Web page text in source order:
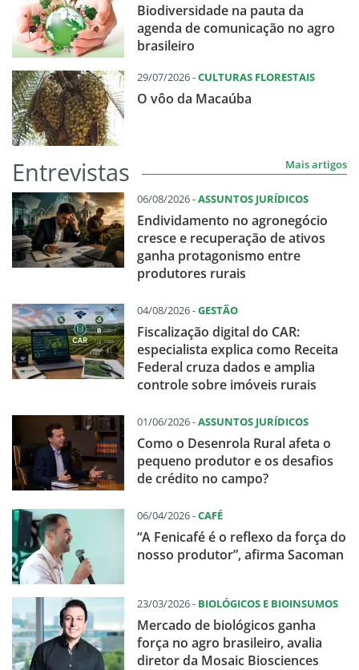
Biodiversidade na pauta da
agenda de comunicação no agro
brasileiro
29/07/2026 -CULTURAS FLORESTAIS
O vôo da Macaúba
Entrevistas Mais artigos
06/08/2026 -ASSUNTOS JURÍDICOS
Endividamento no agronegócio
cresce e recuperação de ativos
ganha protagonismo entre
produtores rurais
04/08/2026 -GESTÃO
Fiscalização digital do CAR:
especialista explica como Receita
Federal cruza dados e amplia
controle sobre imóveis rurais
01/06/2026 -ASSUNTOS JURÍDICOS
Como o Desenrola Rural afeta o
pequeno produtor e os desafios
de crédito no campo?
06/04/2026 -CAFÉ
“A Fenicafé é o reflexo da força do
nosso produtor”, afirma Sacoman
23/03/2026 - BIOLÓGICOS E BIOINSUMOS
Mercado de biológicos ganha
força no agro brasileiro, avalia
diretor da Mosaic Biosciences